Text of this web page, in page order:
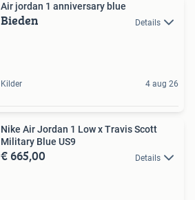
Air jordan 1 anniversary blue
Bieden Details
Kilder 4 aug 26
Nike Air Jordan 1 Low x Travis Scott
Military Blue US9
€ 665,00 Details